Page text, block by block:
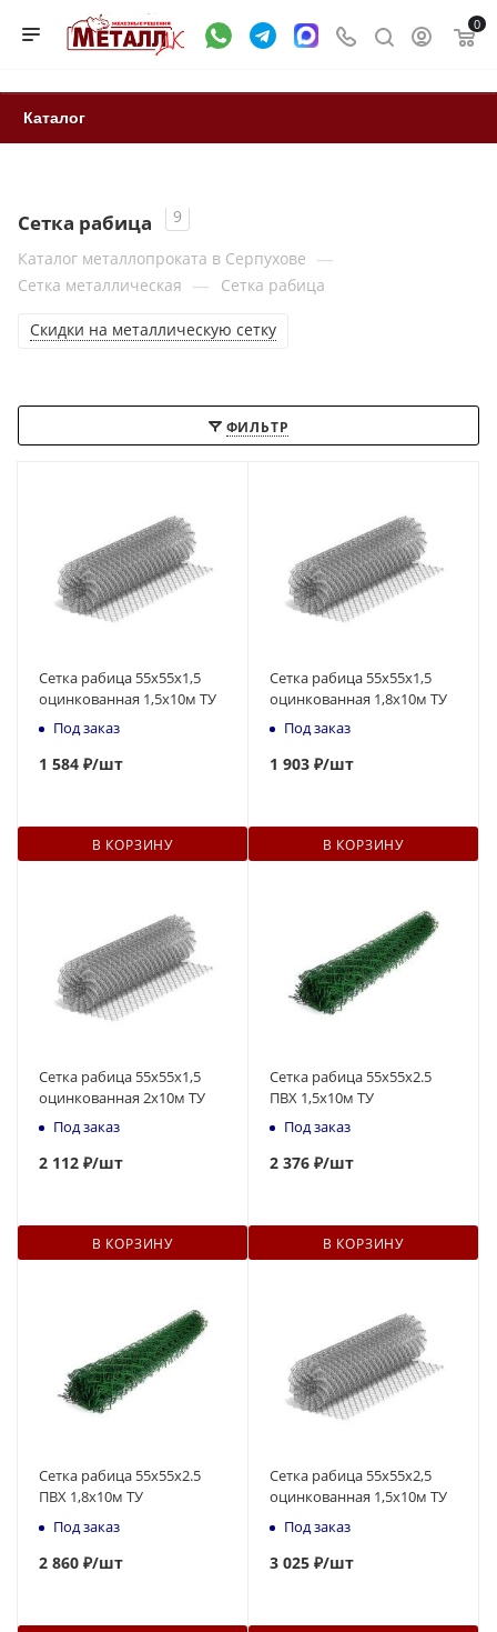
0
Каталог
Сетка рабица
9
Каталог металлопроката в Серпухове —
Сетка металлическая — Сетка рабица
Скидки на металлическую сетку
ФИЛЬТР
Сетка рабица 55х55х1,5
оцинкованная 1,5х10м ТУ
Под заказ
1 584 ₽/шт
В КОРЗИНУ
Сетка рабица 55х55х1,5
оцинкованная 1,8х10м ТУ
Под заказ
1 903 ₽/шт
В КОРЗИНУ
Сетка рабица 55х55х1,5
оцинкованная 2х10м ТУ
Под заказ
2 112 ₽/шт
В КОРЗИНУ
Сетка рабица 55х55х2.5
ПВХ 1,5х10м ТУ
Под заказ
2 376 ₽/шт
В КОРЗИНУ
Сетка рабица 55х55х2.5
ПВХ 1,8х10м ТУ
Под заказ
2 860 ₽/шт
Сетка рабица 55х55х2,5
оцинкованная 1,5х10м ТУ
Под заказ
3 025 ₽/шт